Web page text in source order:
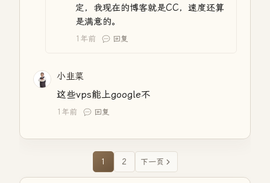
定，我现在的博客就是CC，速度还算
是满意的。
1年前 回复
小韭菜
这些vps能上google不
1年前 回复
1 2 下一页